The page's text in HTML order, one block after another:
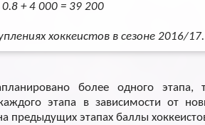
+ 4 000 = 39 200
хоккеистов в сезоне 2016/17.
более одного этапа,
этапа в зависимости от
предыдущих этапах баллы